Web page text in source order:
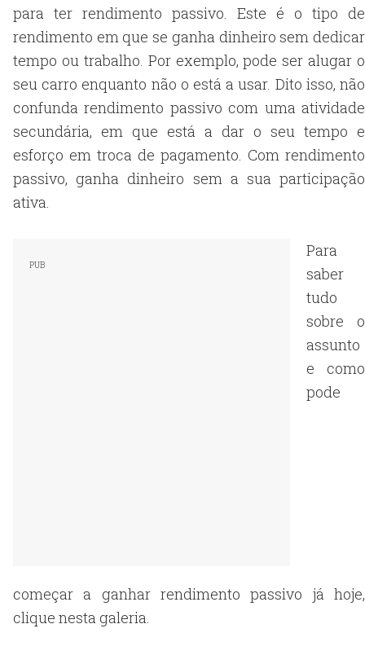
para ter rendimento passivo. Este é o tipo de
rendimento em que se ganha dinheiro sem dedicar
tempo ou trabalho. Por exemplo, pode ser alugar o
seu carro enquanto não o está a usar. Dito isso, não
confunda rendimento passivo com uma atividade
secundária, em que está a dar o seu tempo e
esforço em troca de pagamento. Com rendimento
passivo, ganha dinheiro sem a sua participação
ativa.
Para
saber
tudo
sobre o
assunto
e como
pode
começar a ganhar rendimento passivo já hoje,
clique nesta galeria.